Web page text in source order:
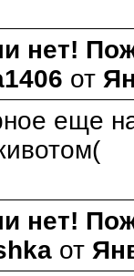
нет!
от
еще
нет!
от